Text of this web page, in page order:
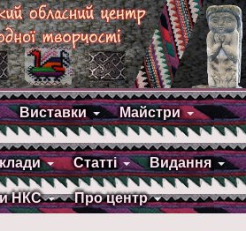
Виставки Майстри
Статті Видання
НКС Про центр